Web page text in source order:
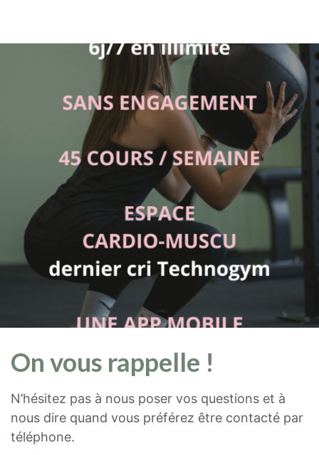
On vous rappelle !
N’hésitez pas à nous poser vos questions et à
nous dire quand vous préférez être contacté par
téléphone.